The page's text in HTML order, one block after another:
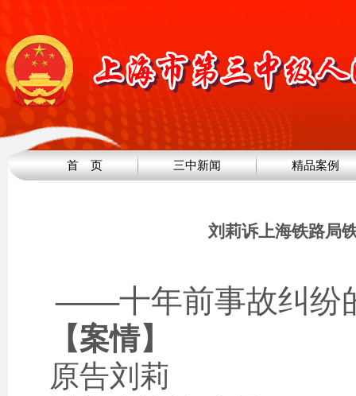
首 页 三中新闻 精品案例
刘莉诉上海铁路局
——十年前事故纠纷
【案情】
原告刘莉